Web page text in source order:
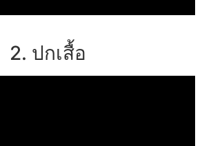
2. ปกเสื้อ